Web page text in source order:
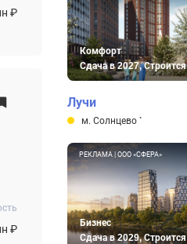
₽
₽
Комфорт
Сдача в 2027, Строится
Лучи
м. Солнцево `
РЕКЛАМА | ООО «СФЕРА»
Бизнес
Сдача в 2029, Строится